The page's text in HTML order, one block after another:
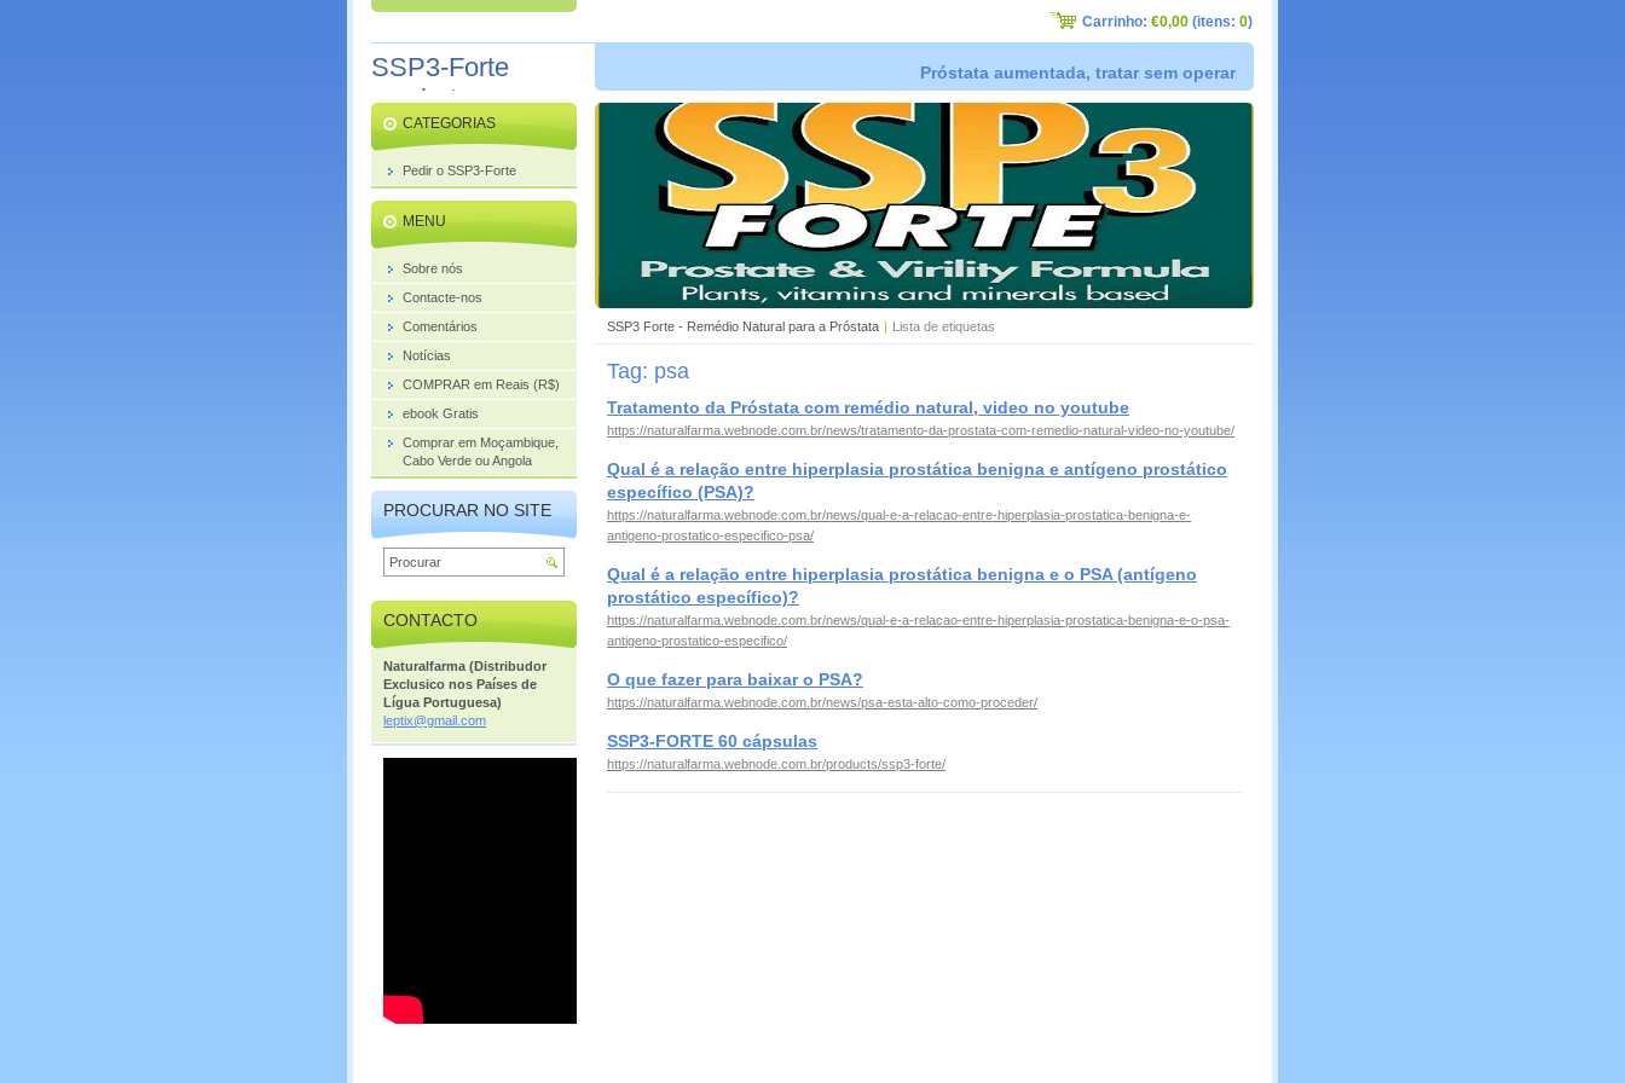
SSP3-Forte
combate o
aumento da
próstata
Próstata aumentada, tratar sem operar
SSP3 Forte - Remédio Natural para a Próstata | Lista de etiquetas
Tag: psa
Tratamento da Próstata com remédio natural, video no youtube
https://naturalfarma.webnode.com.br/news/tratamento-da-prostata-com-remedio-natural-video-no-youtube/
Qual é a relação entre hiperplasia prostática benigna e antígeno prostático
específico (PSA)?
https://naturalfarma.webnode.com.br/news/qual-e-a-relacao-entre-hiperplasia-prostatica-benigna-e-
antigeno-prostatico-especifico-psa/
Qual é a relação entre hiperplasia prostática benigna e o PSA (antígeno
prostático específico)?
https://naturalfarma.webnode.com.br/news/qual-e-a-relacao-entre-hiperplasia-prostatica-benigna-e-o-psa-
antigeno-prostatico-especifico/
O que fazer para baixar o PSA?
https://naturalfarma.webnode.com.br/news/psa-esta-alto-como-proceder/
SSP3-FORTE 60 cápsulas
https://naturalfarma.webnode.com.br/products/ssp3-forte/
CATEGORIAS
Pedir o SSP3-Forte
MENU
Sobre nós
Contacte-nos
Comentários
Notícias
COMPRAR em Reais (R$)
ebook Gratis
Comprar em Moçambique,
Cabo Verde ou Angola
PROCURAR NO SITE
CONTACTO
Naturalfarma (Distribudor
Exclusico nos Países de
Lígua Portuguesa)
leptix@gmail.com
Carrinho: €0,00 (itens: 0)